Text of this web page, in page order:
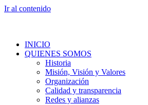
Ir al contenido
INICIO
QUIENES SOMOS
Historia
Misión, Visión y Valores
Organización
Calidad y transparencia
Redes y alianzas